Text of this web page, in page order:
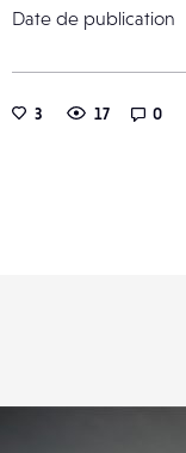
Date de publication
3 17 0